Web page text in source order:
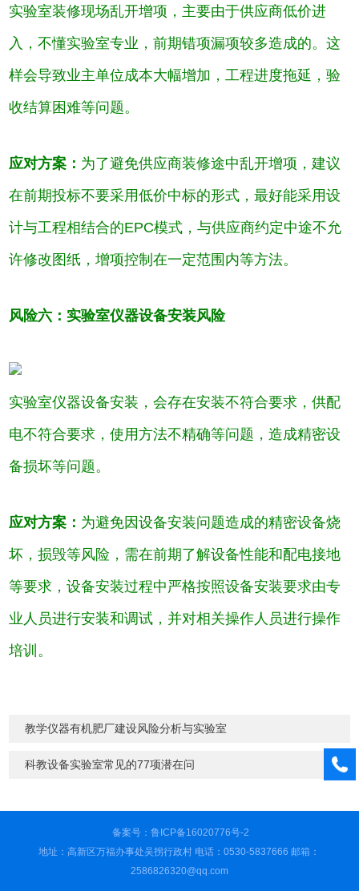
实验室装修现场乱开增项，主要由于供应商低价进
入，不懂实验室专业，前期错项漏项较多造成的。这
样会导致业主单位成本大幅增加，工程进度拖延，验
收结算困难等问题。
应对方案： 为了避免供应商装修途中乱开增项，建议
在前期投标不要采用低价中标的形式，最好能采用设
计与工程相结合的EPC模式，与供应商约定中途不允
许修改图纸，增项控制在一定范围内等方法。
风险六：实验室仪器设备安装风险
实验室仪器设备安装，会存在安装不符合要求，供配
电不符合要求，使用方法不精确等问题，造成精密设
备损坏等问题。
应对方案： 为避免因设备安装问题造成的精密设备烧
坏，损毁等风险，需在前期了解设备性能和配电接地
等要求，设备安装过程中严格按照设备安装要求由专
业人员进行安装和调试，并对相关操作人员进行操作
培训。
教学仪器有机肥厂建设风险分析与实验室
科教设备实验室常见的77项潜在问
备案号：鲁ICP备16020776号-2
地址：高新区万福办事处吴拐行政村 电话：0530-5837666 邮箱：
2586826320@qq.com